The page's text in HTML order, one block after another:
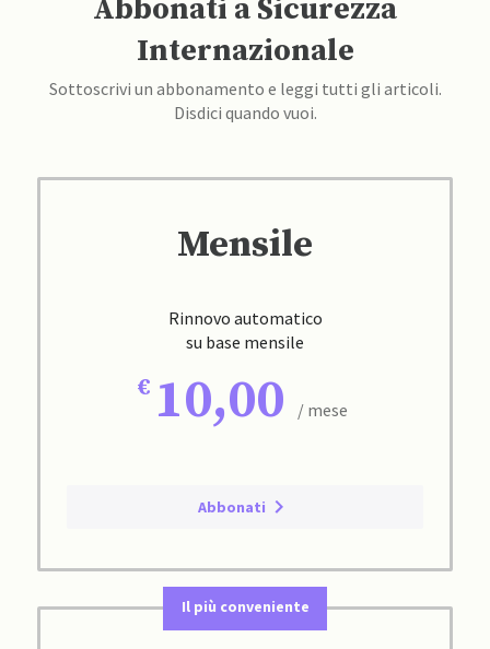
Abbonati a Sicurezza
Internazionale
Sottoscrivi un abbonamento e leggi tutti gli articoli.
Disdici quando vuoi.
Mensile
Rinnovo automatico
su base mensile
10,00 / mese
Abbonati
Il più conveniente